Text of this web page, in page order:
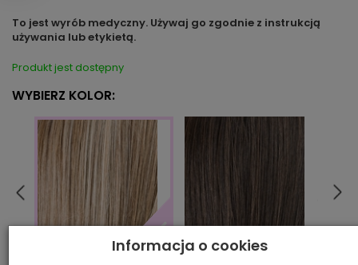
To jest wyrób medyczny. Używaj go zgodnie z instrukcją
używania lub etykietą.
Produkt jest dostępny
WYBIERZ KOLOR:
Informacja o cookies